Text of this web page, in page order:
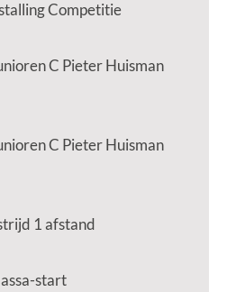
Competitie
C Pieter Huisman
C Pieter Huisman
1 afstand
start